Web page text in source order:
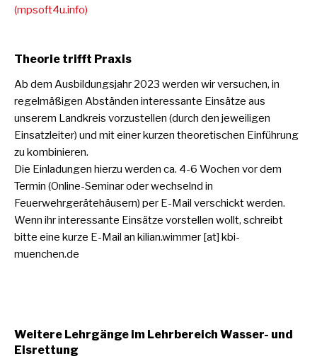
(mpsoft4u.info)
Theorie trifft Praxis
Ab dem Ausbildungsjahr 2023 werden wir versuchen, in
regelmäßigen Abständen interessante Einsätze aus
unserem Landkreis vorzustellen (durch den jeweiligen
Einsatzleiter) und mit einer kurzen theoretischen Einführung
zu kombinieren.
Die Einladungen hierzu werden ca. 4-6 Wochen vor dem
Termin (Online-Seminar oder wechselnd in
Feuerwehrgerätehäusern) per E-Mail verschickt werden.
Wenn ihr interessante Einsätze vorstellen wollt, schreibt
bitte eine kurze E-Mail an kilian.wimmer [at] kbi-
muenchen.de
Weitere Lehrgänge im Lehrbereich Wasser- und
Eisrettung